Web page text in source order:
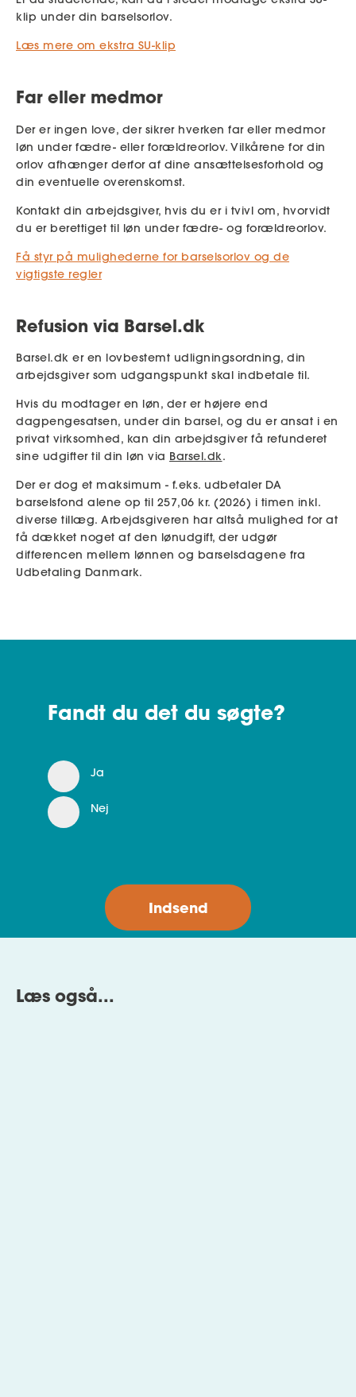
klip under din barselsorlov.
Læs mere om ekstra SU-klip
Far eller medmor
Der er ingen love, der sikrer hverken far eller medmor
løn under fædre- eller forældreorlov. Vilkårene for din
orlov afhænger derfor af dine ansættelsesforhold og
din eventuelle overenskomst.
Kontakt din arbejdsgiver, hvis du er i tvivl om, hvorvidt
du er berettiget til løn under fædre- og forældreorlov.
Få styr på mulighederne for barselsorlov og de
vigtigste regler
Refusion via Barsel.dk
Barsel.dk er en lovbestemt udligningsordning, din
arbejdsgiver som udgangspunkt skal indbetale til.
Hvis du modtager en løn, der er højere end
dagpengesatsen, under din barsel, og du er ansat i en
privat virksomhed, kan din arbejdsgiver få refunderet
sine udgifter til din løn via Barsel.dk.
Der er dog et maksimum - f.eks. udbetaler DA
barselsfond alene op til 257,06 kr. (2026) i timen inkl.
diverse tillæg. Arbejdsgiveren har altså mulighed for at
få dækket noget af den lønudgift, der udgør
differencen mellem lønnen og barselsdagene fra
Udbetaling Danmark.
Fandt du det du søgte?
Ja
Nej
Læs også...